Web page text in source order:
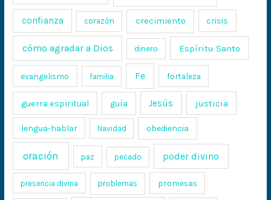
confianza corazón crecimiento crisis
cómo agradar a Dios dinero Espíritu Santo
evangelismo familia Fe fortaleza
guerra espiritual guía Jesús justicia
lengua-hablar Navidad obediencia
oración paz pecado poder divino
presencia divina problemas promesas